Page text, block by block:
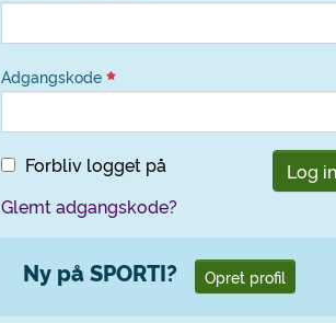
Adgangskode
Forbliv logget på
Log
Glemt adgangskode?
Ny på SPORTI? Opret profil